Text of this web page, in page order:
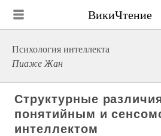
ВикиЧтение
Психология интеллекта
Пиаже Жан
Структурные
понятийным и
интеллектом